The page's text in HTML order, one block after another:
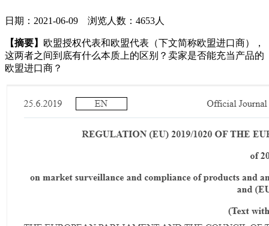
日期：2021-06-09 浏览人数：4653人
【摘要】 欧盟授权代表和欧盟代表（下文简称欧盟进口商），
这两者之间到底有什么本质上的区别？卖家是否能充当产品的
欧盟进口商？